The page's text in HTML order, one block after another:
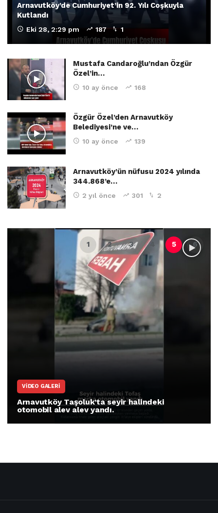
Arnavutköy’de Cumhuriyet’in 92. Yılı Coşkuyla
Kutlandı
Eki 28, 2:29 pm 187 1
Mustafa Candaroğlu’ndan Özgür
Özel’in…
10 ay önce 168
Özgür Özel’den Arnavutköy
Belediyesi’ne ve…
10 ay önce 139
Arnavutköy’ün nüfusu 2024 yılında
344.868’e…
2 yıl önce 301 2
VIDEO GALERI
Arnavutköy Taşoluk’ta seyir halindeki
otomobil alev alev yandı.